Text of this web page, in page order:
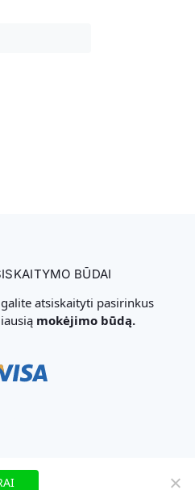
BŪDAI
atsiskaityti pasirinkus
mokėjimo būdą.